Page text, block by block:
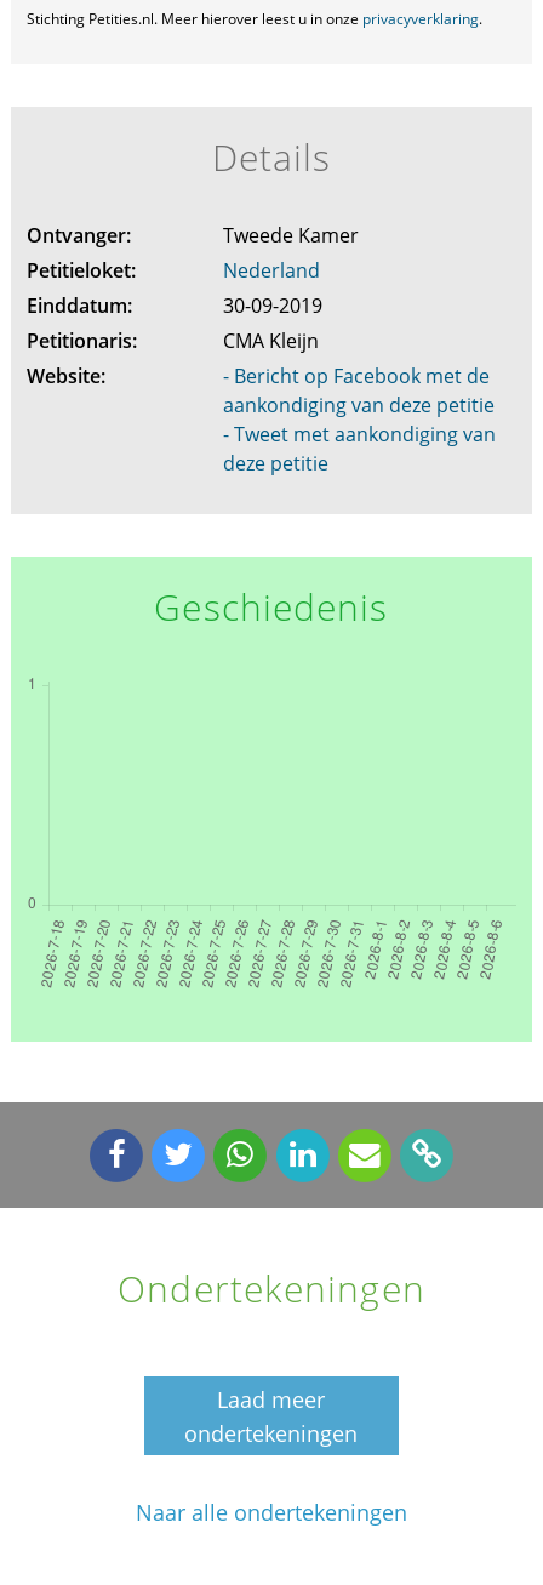
Stichting Petities.nl. Meer hierover leest u in onze privacyverklaring.
Details
Ontvanger:
Tweede Kamer
Petitieloket:
Nederland
Einddatum:
30-09-2019
Petitionaris:
CMA Kleijn
Website:
- Bericht op Facebook met de
aankondiging van deze petitie
- Tweet met aankondiging van
deze petitie
Geschiedenis
Ondertekeningen
Laad meer
ondertekeningen
Naar alle ondertekeningen